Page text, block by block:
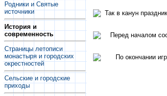
Родники и Святые
источники
История и
современность
Страницы летописи
монастыря и городских
окрестностей
Сельские и городские
приходы